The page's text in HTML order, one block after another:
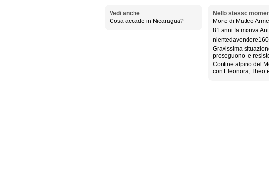
Vedi anche
Cosa accade in Nicaragua?
Nello stesso
Morte di Matteo
81 anni fa moriva
Gravissima
proseguono le
Confine alpino del
con Eleonora, Theo